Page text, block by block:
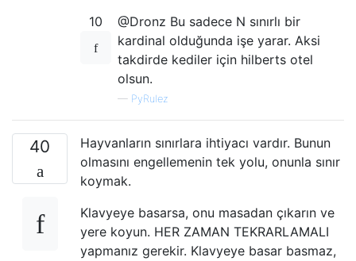
10
@Dronz Bu sadece N sınırlı bir
kardinal olduğunda işe yarar. Aksi
takdirde kediler için hilberts otel
olsun.
— PyRulez
40
Hayvanların sınırlara ihtiyacı vardır. Bunun
olmasını engellemenin tek yolu, onunla sınır
koymak.
Klavyeye basarsa, onu masadan çıkarın ve
yere koyun. HER ZAMAN TEKRARLAMALI
yapmanız gerekir. Klavyeye basar basmaz,